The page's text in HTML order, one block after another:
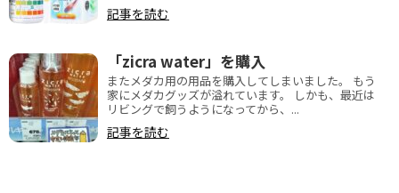
記事を読む
「zicra water」を購入
またメダカ用の用品を購入してしまいました。 もう
家にメダカグッズが溢れています。 しかも、最近は
リビングで飼うようになってから、...
記事を読む